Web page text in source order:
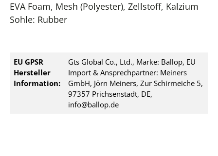
EVA Foam, Mesh (Polyester), Zellstoff, Kalzium
Sohle: Rubber
EU GPSR
Hersteller
Information:
Gts Global Co., Ltd., Marke: Ballop, EU
Import & Ansprechpartner: Meiners
GmbH, Jörn Meiners, Zur Schirmeiche 5,
97357 Prichsenstadt, DE,
info@ballop.de